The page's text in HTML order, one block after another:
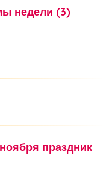
недели (3)
ноября праздник